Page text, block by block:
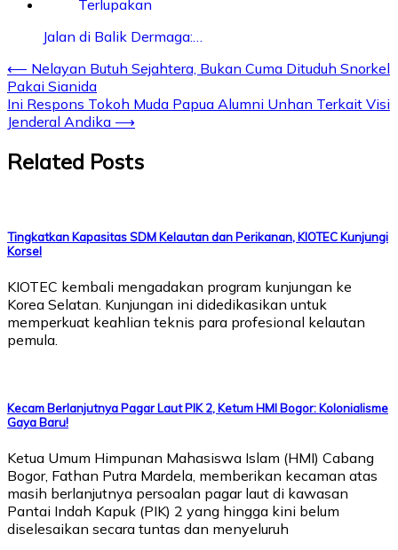
Jalan di Balik Dermaga:…
Post
navigation
⟵ Nelayan Butuh Sejahtera, Bukan Cuma Dituduh Snorkel
Pakai Sianida
Ini Respons Tokoh Muda Papua Alumni Unhan Terkait Visi
Jenderal Andika ⟶
Related Posts
Tingkatkan Kapasitas SDM Kelautan dan Perikanan, KIOTEC Kunjungi
Korsel
KIOTEC kembali mengadakan program kunjungan ke
Korea Selatan. Kunjungan ini didedikasikan untuk
memperkuat keahlian teknis para profesional kelautan
pemula.
Kecam Berlanjutnya Pagar Laut PIK 2, Ketum HMI Bogor: Kolonialisme
Gaya Baru!
Ketua Umum Himpunan Mahasiswa Islam (HMI) Cabang
Bogor, Fathan Putra Mardela, memberikan kecaman atas
masih berlanjutnya persoalan pagar laut di kawasan
Pantai Indah Kapuk (PIK) 2 yang hingga kini belum
diselesaikan secara tuntas dan menyeluruh